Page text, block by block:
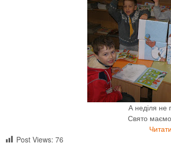
А неділя не
Свято
Post Views: 76